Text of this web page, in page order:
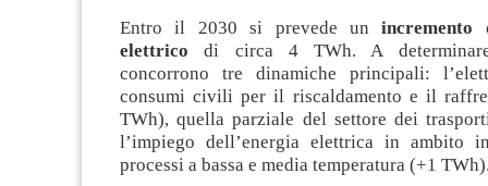
Entro il 2030 si prevede unincremento
elettrico di circa 4 TWh. A
concorrono tre dinamiche principali:
consumi civili per il riscaldamento e il
TWh), quella parziale del settore dei
l’impiego dell’energia elettrica in ambito
processi a bassa e media temperatura (+1